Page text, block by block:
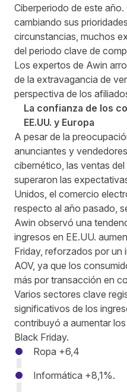
Ciberperiodo de este
cambiando sus
circunstancias, muchos
del periodo clave de
Los expertos de Awin
de la extravagancia de
perspectiva de los
La confianza de los
EE.UU. y Europa
A pesar de la
anunciantes y
cibernético, las ventas
superaron las
Unidos, el comercio
respecto al año pasado,
Awin observó una
ingresos en EE.UU.
Friday, reforzados por un
AOV, ya que los
más por transacción en
Varios sectores clave
significativos de los
contribuyó a aumentar
Black Friday.
Ropa +6,4
Informática +8,1%.